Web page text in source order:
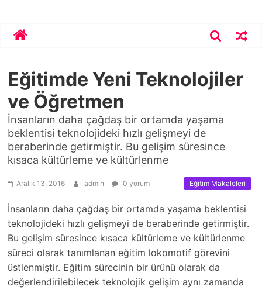
contentBekirhoca.com
Eğitimde Yeni Teknolojiler
ve Öğretmen
İnsanların daha çağdaş bir ortamda yaşama
beklentisi teknolojideki hızlı gelişmeyi de
beraberinde getirmiştir. Bu gelişim süresince
kısaca kültürleme ve kültürlenme
Eğitim Makaleleri
Aralık 13, 2016 admin 0 yorum
İnsanların daha çağdaş bir ortamda yaşama beklentisi
teknolojideki hızlı gelişmeyi de beraberinde getirmiştir.
Bu gelişim süresince kısaca kültürleme ve kültürlenme
süreci olarak tanımlanan eğitim lokomotif görevini
üstlenmiştir. Eğitim sürecinin bir ürünü olarak da
değerlendirilebilecek teknolojik gelişim aynı zamanda